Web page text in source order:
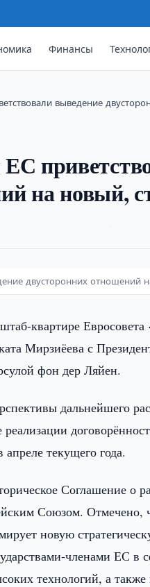
Финансы
выведение
на новый,
двусторонних отношений
квартире
Мирзиёева с
фон дер Ляйен.
дальнейшего
реализации
текущего года.
Соглашение о
Союзом. Отмечено,
новую
членами ЕС в
технологий, а